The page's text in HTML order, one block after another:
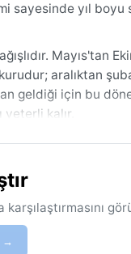
sayesinde yıl boyu
Mayıs'tan
aralıktan
geldiği için bu
kalır.
ile mart ayları
yıl boyu deniz
sunar.
→